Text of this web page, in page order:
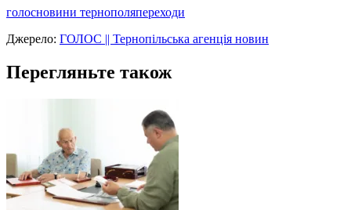
голосновини тернополяпереходи
Джерело: ГОЛОС || Тернопільська агенція новин
Перегляньте також